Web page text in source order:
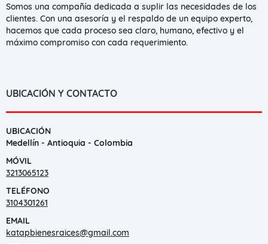
Somos una compañía dedicada a suplir las necesidades de los
clientes. Con una asesoría y el respaldo de un equipo experto,
hacemos que cada proceso sea claro, humano, efectivo y el
máximo compromiso con cada requerimiento.
UBICACIÓN Y CONTACTO
UBICACIÓN
Medellín - Antioquia - Colombia
MÓVIL
3213065123
TELÉFONO
3104301261
EMAIL
katapbienesraices@gmail.com